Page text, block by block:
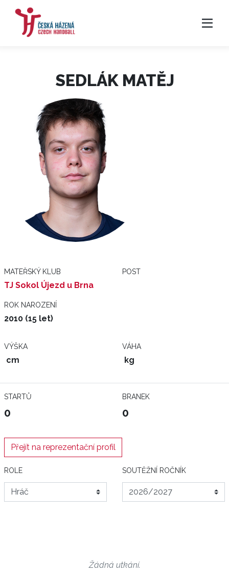
SEDLÁK MATĚJ
MATEŘSKÝ KLUB
TJ Sokol Újezd u Brna
POST
ROK NAROZENÍ
2010 (15 let)
VÝŠKA
cm
VÁHA
kg
STARTŮ
0
BRANEK
0
Přejít na reprezentační profil
ROLE SOUTĚŽNÍ ROČNÍK
Žádná utkání.